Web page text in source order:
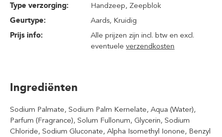
Type verzorging:
Handzeep, Zeepblok
Geurtype:
Aards, Kruidig
Prijs info:
Alle prijzen zijn incl. btw en excl.
eventueleverzendkosten
Ingrediënten
Sodium Palmate, Sodium Palm Kernelate, Aqua (Water),
Parfum (Fragrance), Solum Fullonum, Glycerin, Sodium
Chloride, Sodium Gluconate, Alpha Isomethyl Ionone, Benzyl